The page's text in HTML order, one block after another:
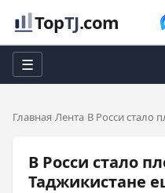
TopTJ.com
☰
Главная Лента В Росси стало
В Росси стало
Таджикистане